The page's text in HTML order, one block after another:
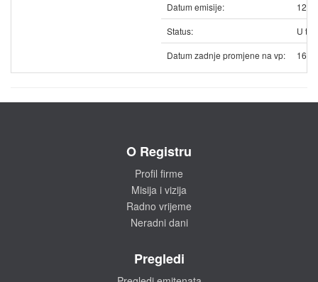
Datum emisije:
Status:
U
Datum zadnje promjene na vp:
O Registru
Profil firme
Misija i vizija
Radno vrijeme
Neradni dani
Pregledi